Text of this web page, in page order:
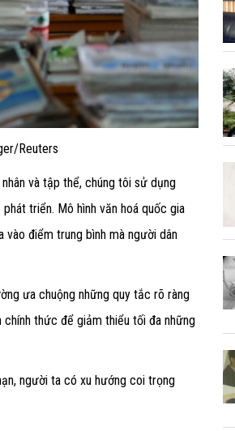
Reuters
và tập thể, chúng tôi sử dụng
triển. Mô hình văn hoá quốc gia
vào điểm trung bình mà người dân
ưa chuộng những quy tắc rõ ràng
thức để giảm thiểu tối đa những
người ta có xu hướng coi trọng